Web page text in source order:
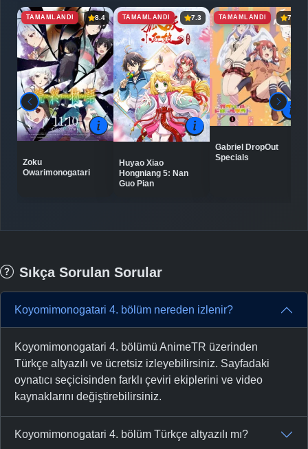
TAMAMLANDI 8.4
Zoku
Owarimonogatari
TAMAMLANDI 7.3
Huyao Xiao
Hongniang 5: Nan
Guo Pian
TAMAMLANDI 7.6
Gabriel DropOut
Specials
Sıkça Sorulan Sorular
Koyomimonogatari 4. bölüm nereden izlenir?
Koyomimonogatari 4. bölümü AnimeTR üzerinden
Türkçe altyazılı ve ücretsiz izleyebilirsiniz. Sayfadaki
oynatıcı seçicisinden farklı çeviri ekiplerini ve video
kaynaklarını değiştirebilirsiniz.
Koyomimonogatari 4. bölüm Türkçe altyazılı mı?